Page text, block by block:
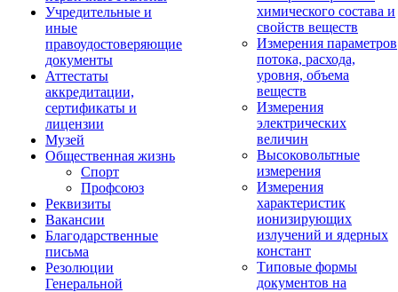
Учредительные и
иные
правоудостоверяющие
документы
Аттестаты
аккредитации,
сертификаты и
лицензии
Музей
Общественная жизнь
Спорт
Профсоюз
Реквизиты
Вакансии
Благодарственные
письма
Резолюции
Генеральной
химического состава и
свойств веществ
Измерения параметров
потока, расхода,
уровня, объема
веществ
Измерения
электрических
величин
Высоковольтные
измерения
Измерения
характеристик
ионизирующих
излучений и ядерных
констант
Типовые формы
документов на